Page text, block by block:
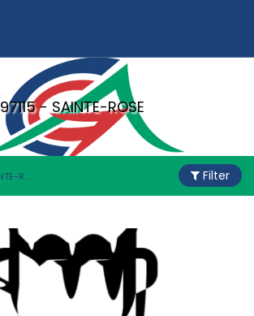
97115 - SAINTE-ROSE
97115 - SAINTE-ROSE Filter